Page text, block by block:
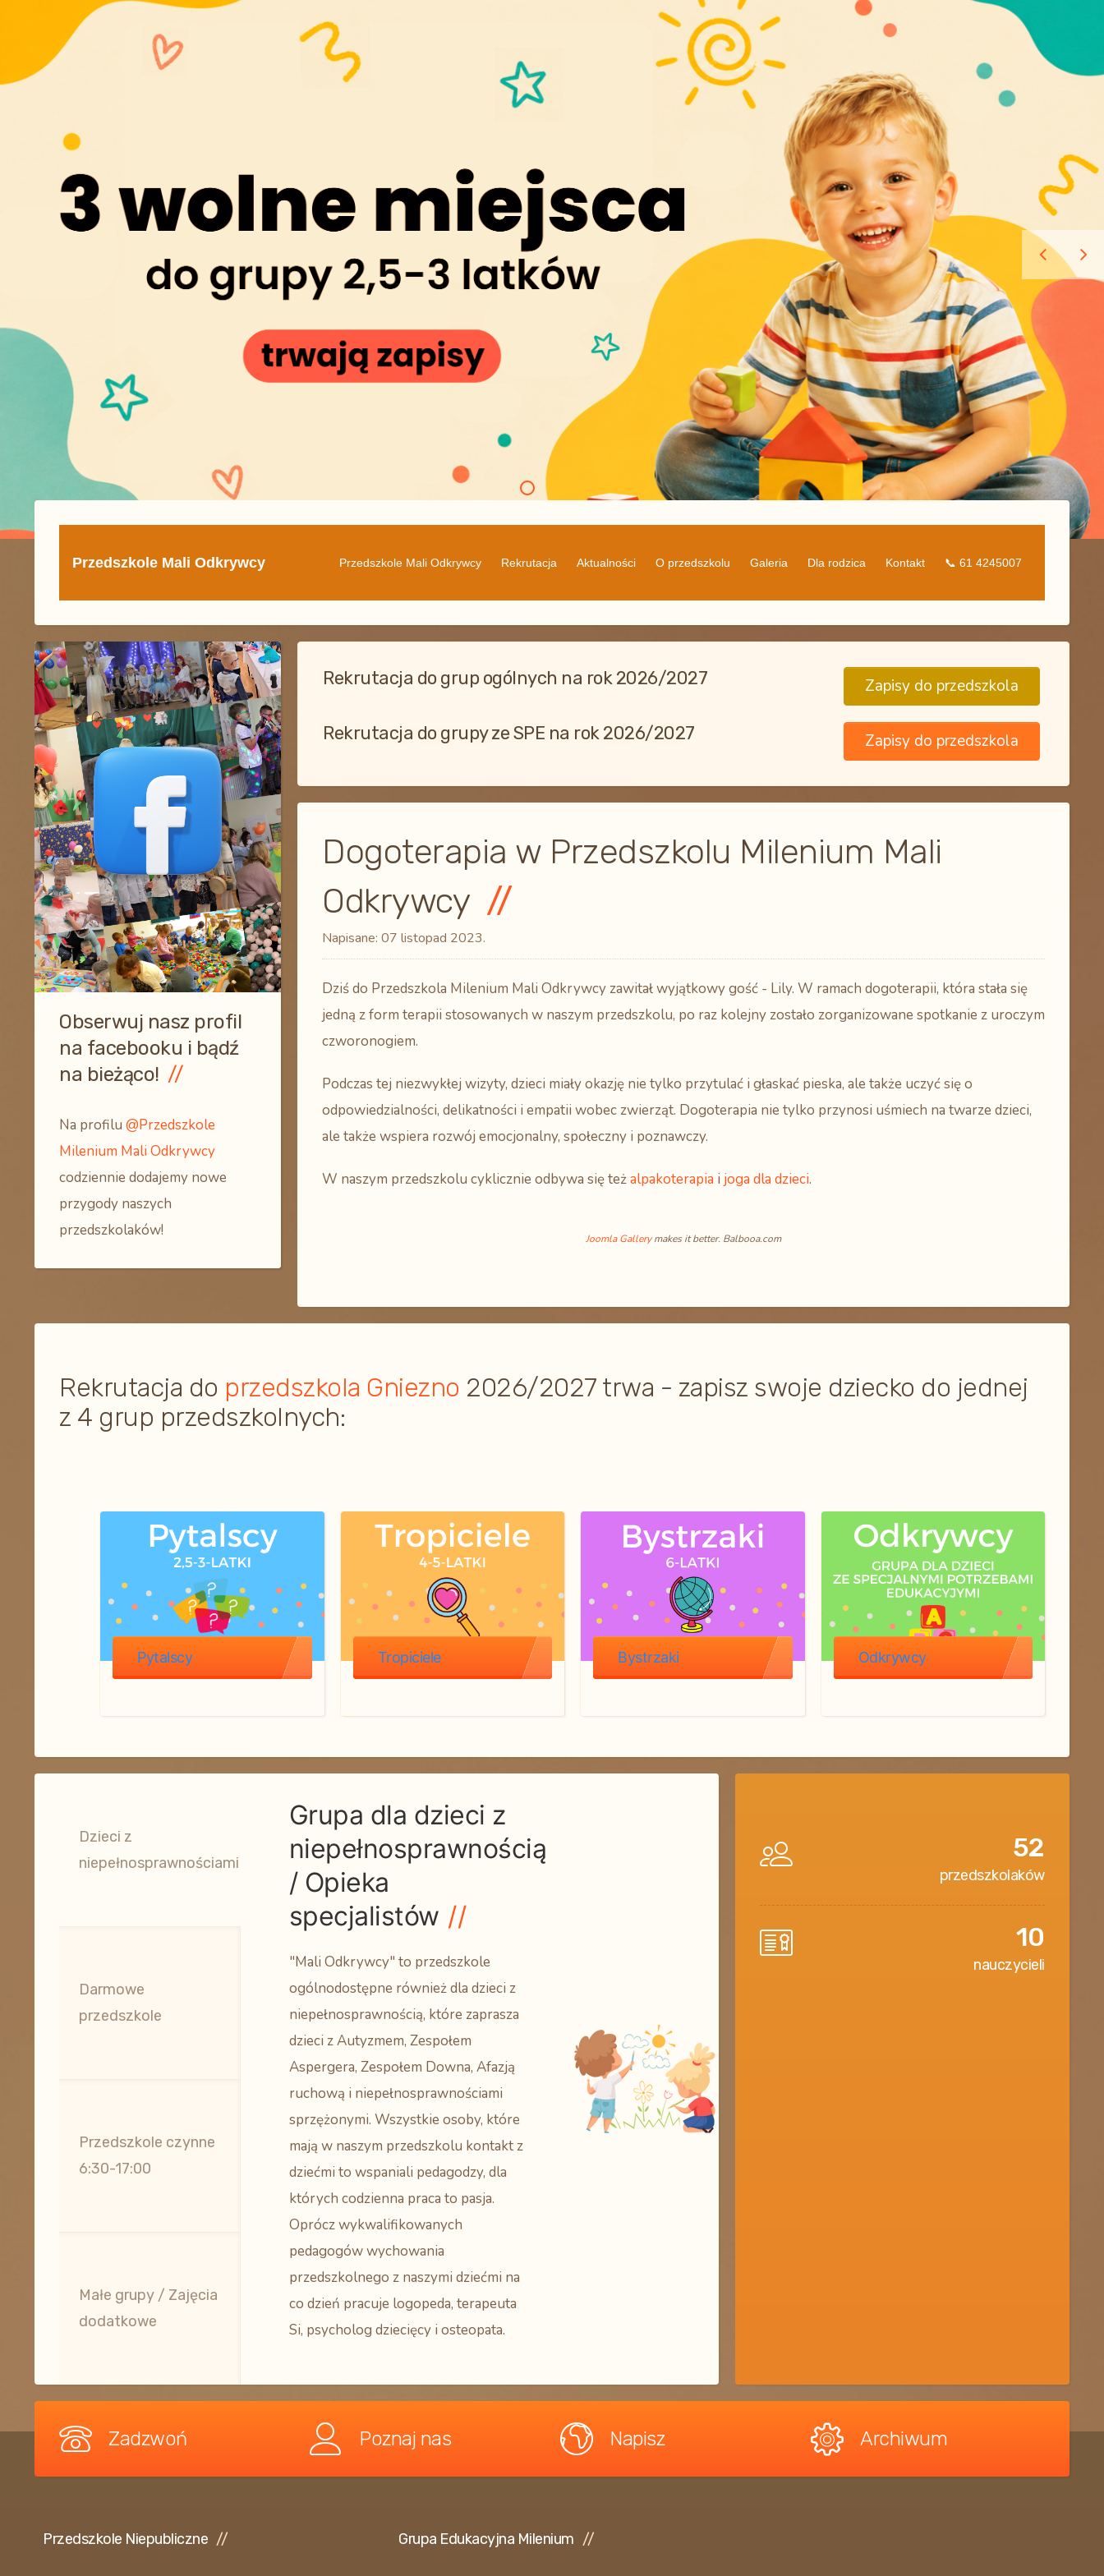
Przedszkole Mali Odkrywcy Przedszkole Mali Odkrywcy Rekrutacja Aktualności O przedszkolu Galeria Dla rodzica Kontakt 📞 61 4245007
Rekrutacja do grup ogólnych na rok 2026/2027 Zapisy do przedszkola
Rekrutacja do grupy ze SPE na rok 2026/2027 Zapisy do przedszkola
Dogoterapia w Przedszkolu Milenium Mali
Odkrywcy
Napisane: 07 listopad 2023.
Dziś do Przedszkola Milenium Mali Odkrywcy zawitał wyjątkowy gość - Lily. W ramach dogoterapii, która stała się
jedną z form terapii stosowanych w naszym przedszkolu, po raz kolejny zostało zorganizowane spotkanie z uroczym
czworonogiem.
Podczas tej niezwykłej wizyty, dzieci miały okazję nie tylko przytulać i głaskać pieska, ale także uczyć się o
odpowiedzialności, delikatności i empatii wobec zwierząt. Dogoterapia nie tylko przynosi uśmiech na twarze dzieci,
ale także wspiera rozwój emocjonalny, społeczny i poznawczy.
W naszym przedszkolu cyklicznie odbywa się teżalpakoterapia i joga dla dzieci.
Joomla Gallerymakes it better. Balbooa.com
Obserwuj nasz profil
na facebooku i bądź
na bieżąco!
Na profilu @Przedszkole
Milenium Mali Odkrywcy
codziennie dodajemy nowe
przygody naszych
przedszkolaków!
Rekrutacja do przedszkola Gniezno 2026/2027 trwa - zapisz swoje dziecko do jednej
z 4 grup przedszkolnych:
Pytalscy Tropiciele Bystrzaki Odkrywcy
Dzieci z
niepełnosprawnościami
Darmowe
przedszkole
Przedszkole czynne
6:30-17:00
Małe grupy / Zajęcia
dodatkowe
Grupa dla dzieci z
niepełnosprawnością
/ Opieka
specjalistów
"Mali Odkrywcy" to przedszkole
ogólnodostępne również dla dzieci z
niepełnosprawnością, które zaprasza
dzieci z Autyzmem, Zespołem
Aspergera, Zespołem Downa, Afazją
ruchową i niepełnosprawnościami
sprzężonymi. Wszystkie osoby, które
mają w naszym przedszkolu kontakt z
dziećmi to wspaniali pedagodzy, dla
których codzienna praca to pasja.
Oprócz wykwalifikowanych
pedagogów wychowania
przedszkolnego z naszymi dziećmi na
co dzień pracuje logopeda, terapeuta
Si, psycholog dziecięcy i osteopata.
52
przedszkolaków
10
nauczycieli
Zadzwoń Poznaj nas Napisz Archiwum
Przedszkole Niepubliczne Grupa Edukacyjna Milenium